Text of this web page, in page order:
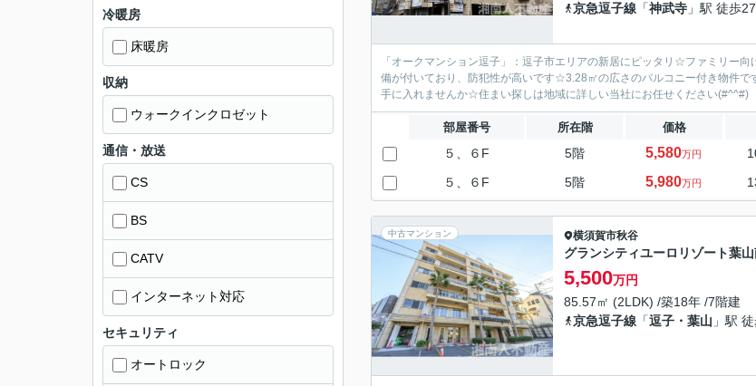
京急逗子線 「神武寺 」駅 徒歩
「オークマンション逗子」：逗子市エリアの新居にピッタリ☆ファミリー
備が付いており、防犯性が高いです☆3.28㎡の広さのバルコニー付き物件
手に入れませんか☆住まい探しは地域に詳しい当社にお任せください(#^^#)
部屋番号 所在階 価格
５、６F 5階 5,580万円
５、６F 5階 5,980万円
中古マンション 横須賀市秋谷
グランシティユーロリゾート葉
5,500万円
85.57㎡ (2LDK) /築18年 /7階建
京急逗子線 「逗子・葉山 」駅
冷暖房
床暖房
収納
ウォークインクロゼット
通信・放送
CS
BS
CATV
インターネット対応
セキュリティ
オートロック